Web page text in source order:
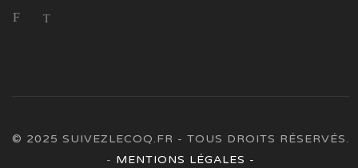
© 2025 SUIVEZLECOQ.FR - TOUS DROITS RÉSERVÉS.
- MENTIONS LÉGALES -